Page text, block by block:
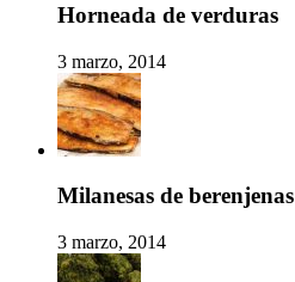
Horneada de verduras
3 marzo, 2014
Milanesas de berenjenas
3 marzo, 2014